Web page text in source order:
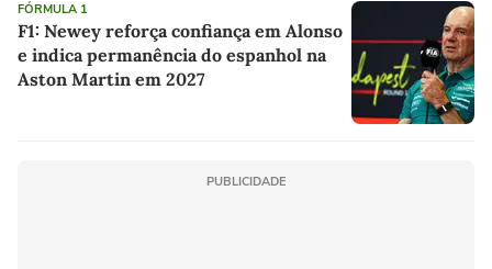
FÓRMULA 1
F1: Newey reforça confiança em Alonso
e indica permanência do espanhol na
Aston Martin em 2027
PUBLICIDADE